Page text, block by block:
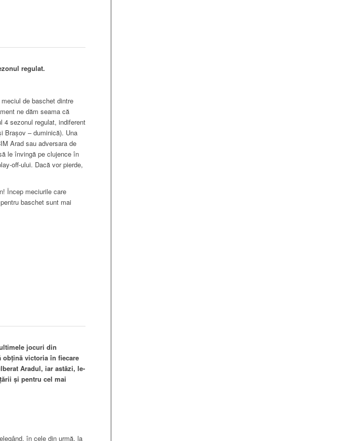
regulat.
de baschet dintre
ne dăm seama că
4 sezonul regulat, indiferent
Brașov – duminică). Una
Arad sau adversara de
le învingă pe clujence în
off-ului. Dacă vor pierde,
Încep meciurile care
baschet sunt mai
jocuri din
obțină victoria în fiecare
Aradul, iar astăzi, le-
și pentru cel mai
în cele din urmă, la